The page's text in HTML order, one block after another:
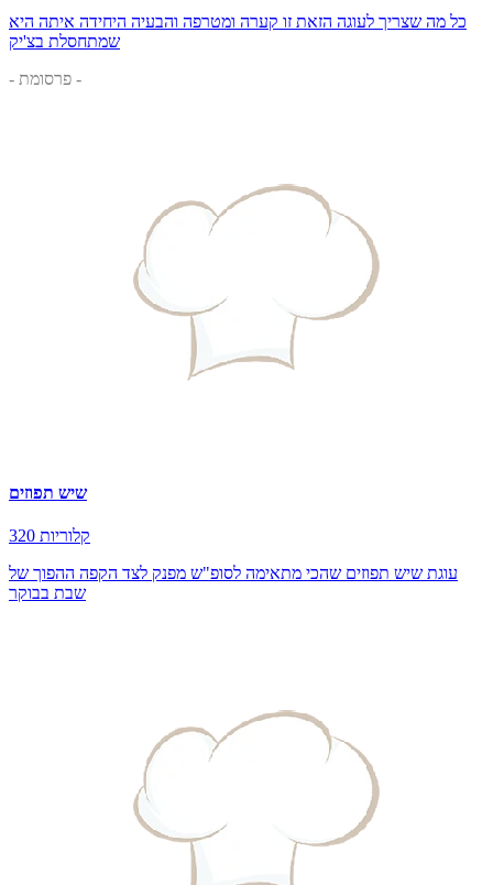
כל מה שצריך לעוגה הזאת זו קערה ומטרפה והבעיה היחידה איתה היא
שמתחסלת בצ'יק
- פרסומת -
שיש תפוזים
320 קלוריות
עוגת שיש תפוזים שהכי מתאימה לסופ"ש מפנק לצד הקפה ההפוך של
שבת בבוקר